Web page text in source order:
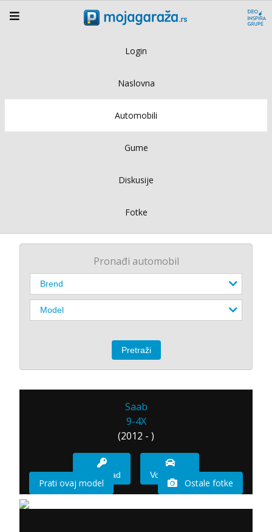
Login
Naslovna
Automobili
Gume
Diskusije
Fotke
Pronađi automobil
Saab
9-4X
(2012 - )
Imam sad Vozio sam
Prati ovaj model Ostale fotke